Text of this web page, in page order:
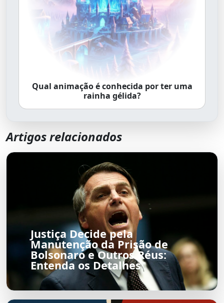
Qual animação é conhecida por ter uma
rainha gélida?
Artigos relacionados
Justiça Decide pela
Manutenção da Prisão de
Bolsonaro e Outros Réus:
Entenda os Detalhes